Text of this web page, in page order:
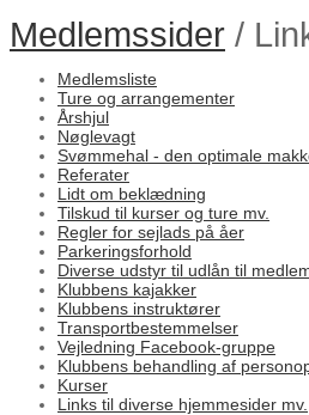
Medlemssider /
Medlemsliste
Ture og arrangementer
Årshjul
Nøglevagt
Svømmehal - den optimale
Referater
Lidt om beklædning
Tilskud til kurser og ture mv.
Regler for sejlads på åer
Parkeringsforhold
Diverse udstyr til udlån til
Klubbens kajakker
Klubbens instruktører
Transportbestemmelser
Vejledning Facebook-gruppe
Klubbens behandling af
Kurser
Links til diverse hjemmesider mv.